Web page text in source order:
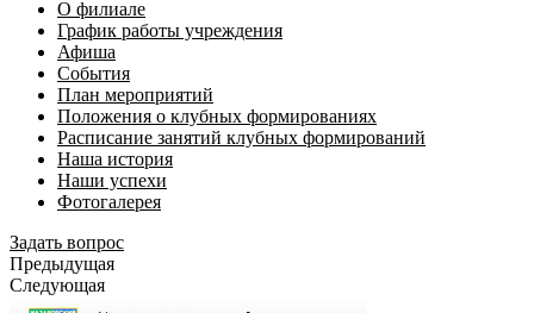
О филиале
График работы учреждения
Афиша
События
План мероприятий
Положения о клубных формированиях
Расписание занятий клубных формирований
Наша история
Наши успехи
Фотогалерея
Задать вопрос
Предыдущая
Следующая